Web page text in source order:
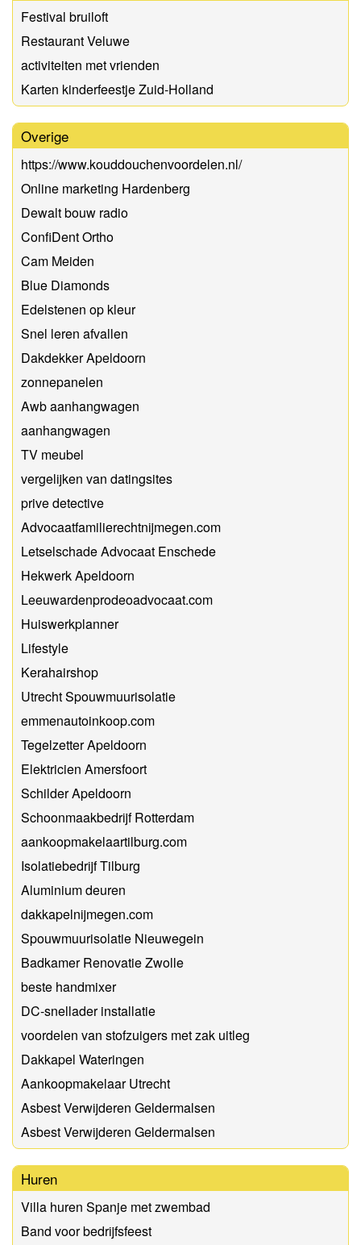
Festival bruiloft
Restaurant Veluwe
activiteiten met vrienden
Karten kinderfeestje Zuid-Holland
Overige
https://www.kouddouchenvoordelen.nl/
Online marketing Hardenberg
Dewalt bouw radio
ConfiDent Ortho
Cam Meiden
Blue Diamonds
Edelstenen op kleur
Snel leren afvallen
Dakdekker Apeldoorn
zonnepanelen
Awb aanhangwagen
aanhangwagen
TV meubel
vergelijken van datingsites
prive detective
Advocaatfamilierechtnijmegen.com
Letselschade Advocaat Enschede
Hekwerk Apeldoorn
Leeuwardenprodeoadvocaat.com
Huiswerkplanner
Lifestyle
Kerahairshop
Utrecht Spouwmuurisolatie
emmenautoinkoop.com
Tegelzetter Apeldoorn
Elektricien Amersfoort
Schilder Apeldoorn
Schoonmaakbedrijf Rotterdam
aankoopmakelaartilburg.com
Isolatiebedrijf Tilburg
Aluminium deuren
dakkapelnijmegen.com
Spouwmuurisolatie Nieuwegein
Badkamer Renovatie Zwolle
beste handmixer
DC-snellader installatie
voordelen van stofzuigers met zak uitleg
Dakkapel Wateringen
Aankoopmakelaar Utrecht
Asbest Verwijderen Geldermalsen
Asbest Verwijderen Geldermalsen
Huren
Villa huren Spanje met zwembad
Band voor bedrijfsfeest